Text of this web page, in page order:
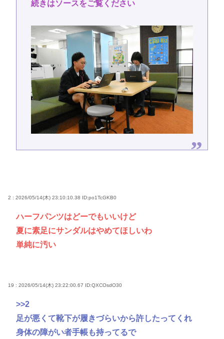
続きはソースをご覧ください
2 : 2026/05/14(木) 23:10:10.38 ID:po1TcGKB0
ハーフパンツはどーでもいいけど
夏に素足にサンダルはやめてほしいわ
単純に汚い
19 : 2026/05/14(木) 23:22:00.67 ID:QXCOsdO30
>>2
足が悪くて靴下が履きづらいから許したってくれ
身体の障がい者手帳も持ってるで